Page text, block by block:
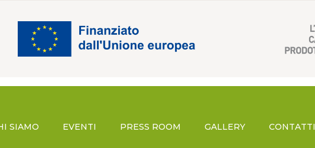
SIAMO EVENTI PRESS ROOM GALLERY CONTATTI